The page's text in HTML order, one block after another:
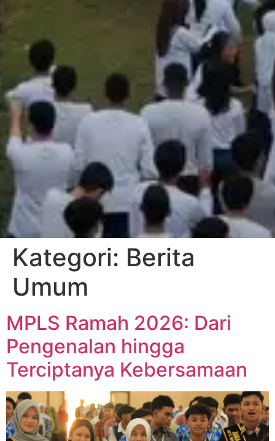
Kategori: Berita
Umum
MPLS Ramah 2026: Dari
Pengenalan hingga
Terciptanya Kebersamaan